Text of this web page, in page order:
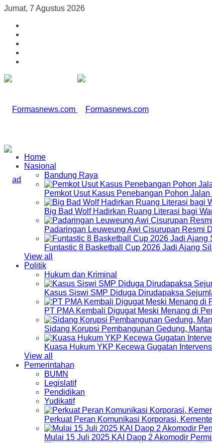
Jumat, 7 Agustus 2026
Home
Nasional
Bandung Raya
Pemkot Usut Kasus Penebangan Pohon
Big Bad Wolf Hadirkan Ruang Literasi bagi
Padaringan Leuweung Awi Cisurupan Resmi
Funtastic 8 Basketball Cup 2026 Jadi Ajang
View all
Politik
Hukum dan Kriminal
Kasus Siswi SMP Diduga Dirudapaksa
PT PMA Kembali Digugat Meski Menang di
Sidang Korupsi Pembangunan Gedung,
Kuasa Hukum YKP Kecewa Gugatan
View all
Pemerintahan
BUMN
Legislatif
Pendidikan
Yudikatif
Perkuat Peran Komunikasi Korporasi,
Mulai 15 Juli 2025 KAI Daop 2 Akomodir